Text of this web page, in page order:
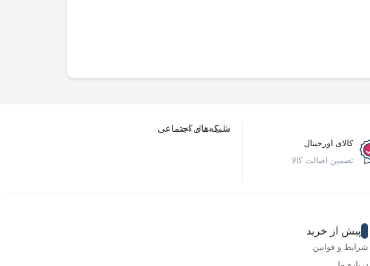
کالای اورجینال
تضمین اصالت کالا
شبکه‌های اجتماعی
ما را دنبال کنید…
پیش از خرید
شرایط و قوانین